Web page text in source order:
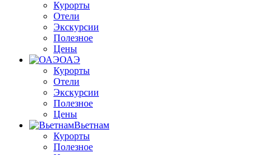
Курорты
Отели
Экскурсии
Полезное
Цены
ОАЭ
Курорты
Отели
Экскурсии
Полезное
Цены
Вьетнам
Курорты
Полезное